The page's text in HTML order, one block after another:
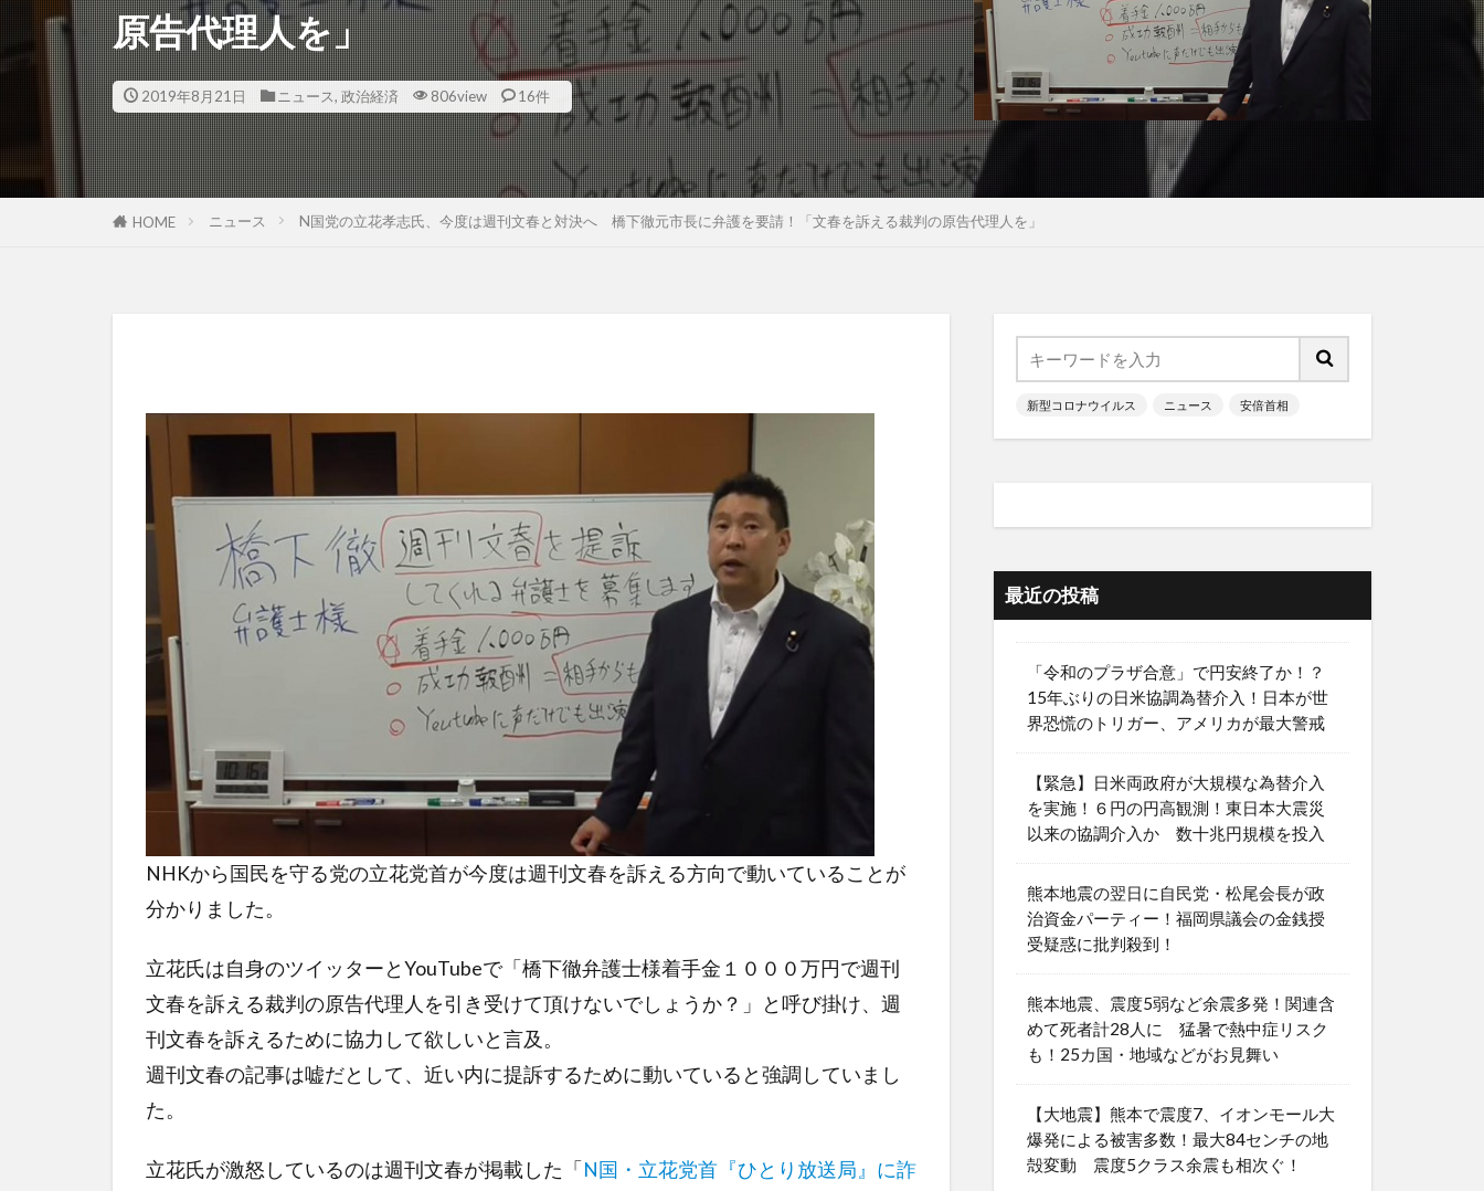
原告代理人を」
2019年8月21日 ニュース, 政治経済 806view 16件
HOME ニュース N国党の立花孝志氏、今度は週刊文春と対決へ 橋下徹元市長に弁護を要請！「文春を訴える裁判の原告代理人を」
NHKから国民を守る党の立花党首が今度は週刊文春を訴える方向で動いていることが
分かりました。
立花氏は自身のツイッターとYouTubeで「橋下徹弁護士様着手金１０００万円で週刊
文春を訴える裁判の原告代理人を引き受けて頂けないでしょうか？」と呼び掛け、週
刊文春を訴えるために協力して欲しいと言及。
週刊文春の記事は嘘だとして、近い内に提訴するために動いていると強調していまし
た。
立花氏が激怒しているのは週刊文春が掲載した「N国・立花党首『ひとり放送局』に詐
新型コロナウイルス ニュース 安倍首相
最近の投稿
「令和のプラザ合意」で円安終了か！？
15年ぶりの日米協調為替介入！日本が世
界恐慌のトリガー、アメリカが最大警戒
【緊急】日米両政府が大規模な為替介入
を実施！６円の円高観測！東日本大震災
以来の協調介入か 数十兆円規模を投入
熊本地震の翌日に自民党・松尾会長が政
治資金パーティー！福岡県議会の金銭授
受疑惑に批判殺到！
熊本地震、震度5弱など余震多発！関連含
めて死者計28人に 猛暑で熱中症リスク
も！25カ国・地域などがお見舞い
【大地震】熊本で震度7、イオンモール大
爆発による被害多数！最大84センチの地
殻変動 震度5クラス余震も相次ぐ！